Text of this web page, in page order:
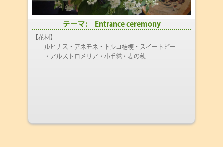
テーマ: Entrance ceremony
【花材】
ルピナス・アネモネ・トルコ桔梗・スイートピー
・アルストロメリア・小手毬・麦の穂